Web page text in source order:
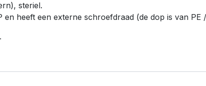
steriel.
en heeft een externe schroefdraad (de dop is van PE